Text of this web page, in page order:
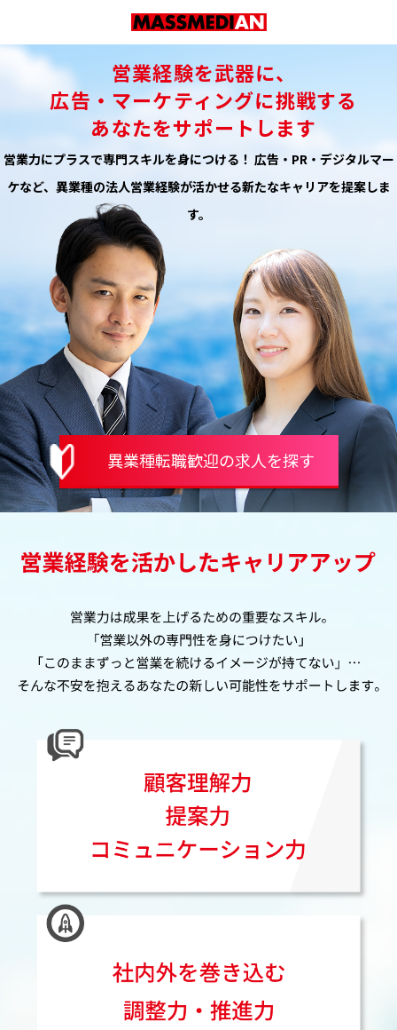
営業経験を武器に、
広告・マーケティングに挑戦する
あなたをサポートします
営業力にプラスで専門スキルを身につける！ 広告・PR・デジタルマー
ケなど、異業種の法人営業経験が活かせる新たなキャリアを提案しま
す。
異業種転職歓迎の求人を探す